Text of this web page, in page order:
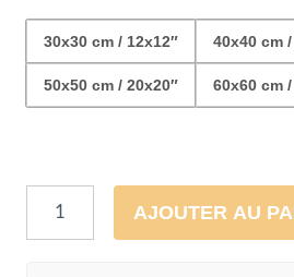
30x30 cm / 12x12″ 40x40 cm
50x50 cm / 20x20″ 60x60 cm
quantité
AJOUTER AU